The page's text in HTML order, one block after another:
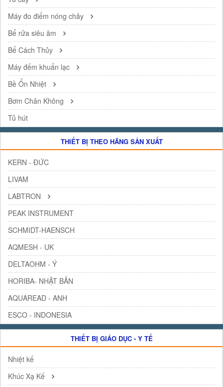
Máy đo điểm nóng chảy
Bể rửa siêu âm
Bể Cách Thủy
Máy đếm khuẩn lạc
Bề Ổn Nhiệt
Bơm Chân Không
Tủ hút
THIẾT BỊ THEO HÃNG SẢN XUẤT
KERN - ĐỨC
LIVAM
LABTRON
PEAK INSTRUMENT
SCHMIDT-HAENSCH
AQMESH - UK
DELTAOHM - Ý
HORIBA- NHẬT BẢN
AQUAREAD - ANH
ESCO - INDONESIA
THIẾT BỊ GIÁO DỤC - Y TẾ
Nhiệt kế
Khúc Xạ Kế